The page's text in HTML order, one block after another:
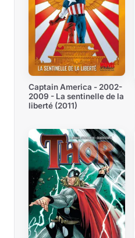
Captain America - 2002-
2009 - La sentinelle de la
liberté (2011)